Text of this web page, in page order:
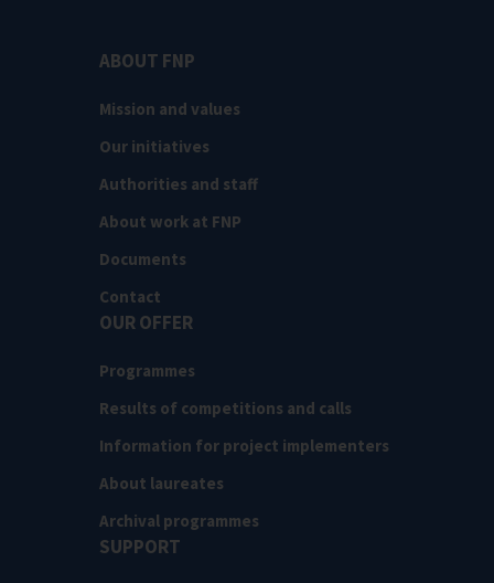
ABOUT FNP
Mission and values
Our initiatives
Authorities and staff
About work at FNP
Documents
Contact
OUR OFFER
Programmes
Results of competitions and calls
Information for project implementers
About laureates
Archival programmes
SUPPORT